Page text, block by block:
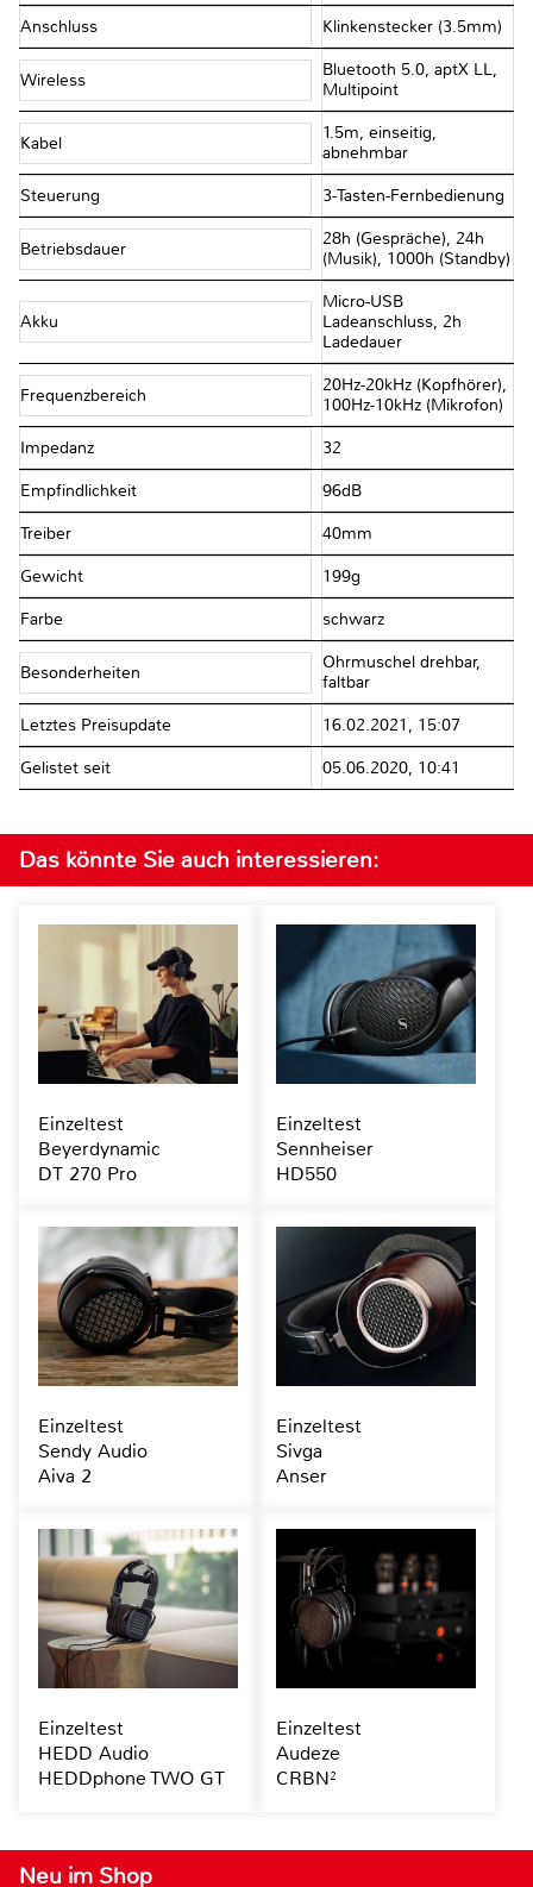
Anschluss Klinkenstecker (3.5mm)
Wireless
Bluetooth 5.0, aptX LL,
Multipoint
Kabel
1.5m, einseitig,
abnehmbar
Steuerung 3-Tasten-Fernbedienung
Betriebsdauer
28h (Gespräche), 24h
(Musik), 1000h (Standby)
Akku
Micro-USB
Ladeanschluss, 2h
Ladedauer
Frequenzbereich
20Hz-20kHz (Kopfhörer),
100Hz-10kHz (Mikrofon)
Impedanz 32Ω
Empfindlichkeit 96dB
Treiber 40mm
Gewicht 199g
Farbe schwarz
Besonderheiten
Ohrmuschel drehbar,
faltbar
Letztes Preisupdate 16.02.2021, 15:07
Gelistet seit 05.06.2020, 10:41
Neu im Shop
Das könnte Sie auch interessieren:
Einzeltest
Beyerdynamic
DT 270 Pro
Einzeltest
Sennheiser
HD550
Einzeltest
Sendy Audio
Aiva 2
Einzeltest
Sivga
Anser
Einzeltest
HEDD Audio
HEDDphone TWO GT
Einzeltest
Audeze
CRBN²